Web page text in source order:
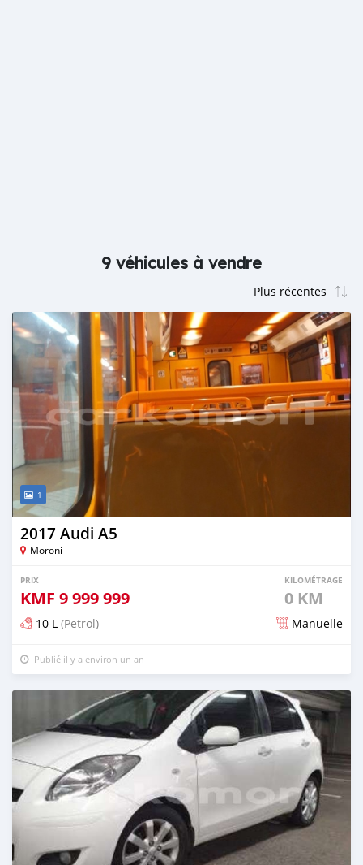
9 véhicules à vendre
1
2017 Audi A5
Moroni
PRIX
KMF 9 999 999
KILOMÉTRAGE
0 KM
10 L (Petrol) Manuelle
Publié il y a environ un an